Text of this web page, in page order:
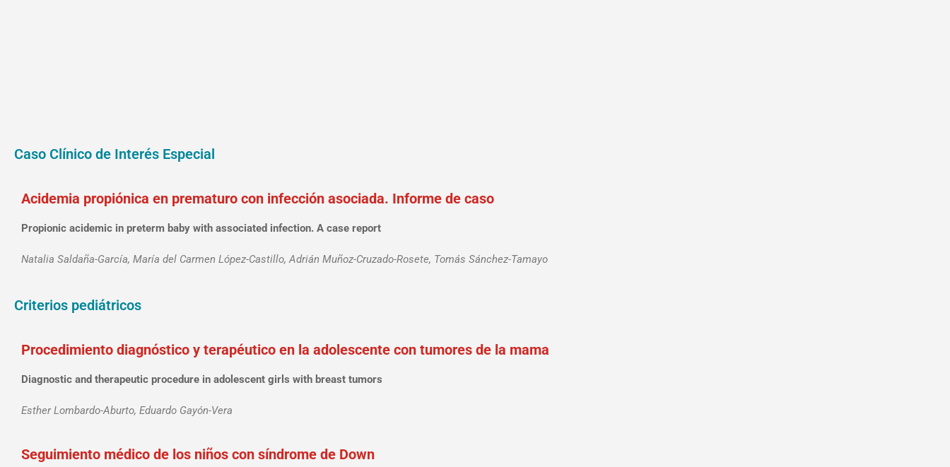
Caso Clínico de Interés Especial
Acidemia propiónica en prematuro con infección asociada. Informe de caso
Propionic acidemic in preterm baby with associated infection. A case report
Natalia Saldaña-García, María del Carmen López-Castillo, Adrián Muñoz-Cruzado-Rosete, Tomás Sánchez-Tamayo
Criterios pediátricos
Procedimiento diagnóstico y terapéutico en la adolescente con tumores de la mama
Diagnostic and therapeutic procedure in adolescent girls with breast tumors
Esther Lombardo-Aburto, Eduardo Gayón-Vera
Seguimiento médico de los niños con síndrome de Down